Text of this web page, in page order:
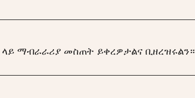
ማብራራሪያ መስጠት ይቀረዎታልና ቢዘረዝሩልን።